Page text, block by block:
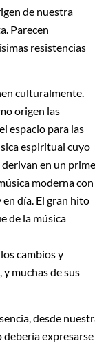
de nuestra
Parecen
resistencias
culturalmente.
origen las
espacio para las
espiritual cuyo
derivan en un
moderna con
día. El gran hito
de la música
cambios y
muchas de sus
desde
expresarse